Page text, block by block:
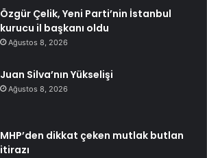
Özgür Çelik, Yeni Parti’nin İstanbul
kurucu il başkanı oldu
Ağustos 8, 2026
Juan Silva’nın Yükselişi
Ağustos 8, 2026
MHP’den dikkat çeken mutlak butlan
itirazı